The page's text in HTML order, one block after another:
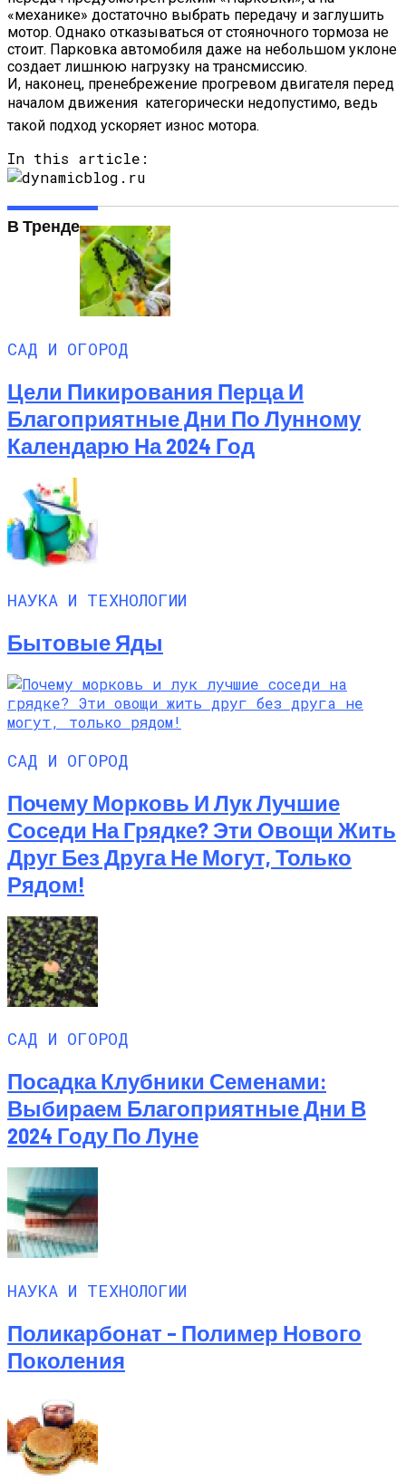
«механике» достаточно выбрать передачу и заглушить
мотор. Однако отказываться от стояночного тормоза не
стоит. Парковка автомобиля даже на небольшом уклоне
создает лишнюю нагрузку на трансмиссию.
И, наконец, пренебрежение прогревом двигателя перед
началом движения  категорически недопустимо, ведь
такой подход ускоряет износ мотора.
In this article:
В Тренде
САД И ОГОРОД
Цели Пикирования Перца И
Благоприятные Дни По Лунному
Календарю На 2024 Год
НАУКА И ТЕХНОЛОГИИ
Бытовые Яды
САД И ОГОРОД
Почему Морковь И Лук Лучшие
Соседи На Грядке? Эти Овощи Жить
Друг Без Друга Не Могут, Только
Рядом!
САД И ОГОРОД
Посадка Клубники Семенами:
Выбираем Благоприятные Дни В
2024 Году По Луне
НАУКА И ТЕХНОЛОГИИ
Поликарбонат – Полимер Нового
Поколения